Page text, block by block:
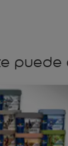
puede